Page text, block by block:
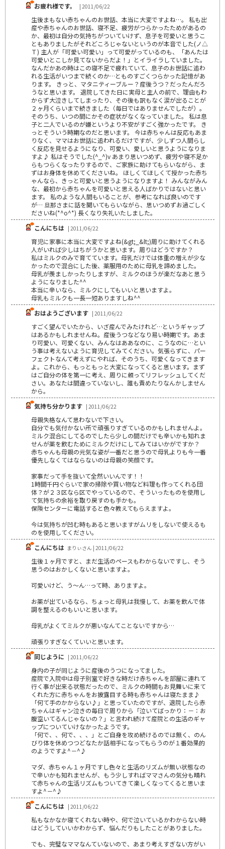
お疲れ様です。
| 2011/06/22
生後まもない赤ちゃんのお世話、本当に大変ですよね…。 私も出
産や赤ちゃんのお世話、寝不足、疲労がつらかったためがあるの
か、最初は自分の気持ちがついていけず、息子を可愛いと思うこ
ともありましたがそれどころじゃないというのが本音でした(ノ△
Ｔ) 主人が「可愛い可愛い」って可愛がっているのも、「あんたは
可愛いとこしか見てないからだよ！」とイライラしていました。
なんだかあの時はこの寝不足で疲れていて、息子のお世話に追わ
れる生活がいつまで続くのか…とものすごくつらかった記憶があ
ります。 きっと、マタニティーブルー？産後うつ？だったんだろ
うなと思います。 退院してきた日に実母と主人の前で、理由もわ
からず大泣きしてしまったり、その後も訳もなく涙が出ることが
２ヶ月くらいまで続きました（毎日ではありませんでしたが）。
そのうち、いつの間にかその症状がなくなっていました。 私は息
子と二人でいるのが嫌というより不安がすごく強かったです。 き
っとそういう時期なのだと思います。 今は赤ちゃんは反応もあま
りなく、ママはお世話に追われるだけですが、少しずつ人間らし
く反応を見せるようになり、可愛い、愛しいと思うようになりま
すよ♪ 私はそうでした(^_^)v あまり思いつめず、疲労や寝不足か
らもつらくなったりするので、ご家族に助けてもらいながら、ま
ずはお身体を休めてくださいね。 ほしくてほしくて授かった赤ち
ゃんなら、きっと可愛いと思うようになりますよ！ みんながみん
な、最初から赤ちゃんを可愛いと思える人ばかりではないと思い
ます。 私のような人間もいることが、参考になれば良いのです
が… 旦那さまに話を聞いてもらいながら、思いつめずお過ごしく
ださいね(*^o^*) 長くなり失礼いたしました。
こんにちは | 2011/06/22
育児に家事に本当に大変ですよね(&gt;_&lt;)周りに助けてくれる
人がいれば少しはちがうかと思います。周りはどうですか？
私はミルクのみで育てています。母乳だけでは体重の増えが少な
かったので混合にした後、薬服用のために母乳を諦めました。
母乳が羨ましかったりしますが、ミルクのほうが楽だなあと思う
ようになりました^^
本当に辛いなら、ミルクにしてもいいと思いますよ。
母乳もミルクも一長一短ありますしね^^
おはようございます | 2011/06/22
すごく望んでいたから、いざ産んでみたけれど…というギャップ
はあるかもしれませんね。産後うつなどなり易い時期です。あま
り可愛い、可愛くない、みんなはああなのに、こうなのに…とい
う事は考えないように育児してみてください。気張らずに、パー
フェクトなんて考えずにやれば、そのうち、可愛くなってきます
よ。これから、もっともっと大変になってくると思います。まず
はご自分の体を第一に考え、周りに頼ってリフレッシュしてくだ
さい。あなたは間違っていないし、誰も責めたりなんかしません
から。
気持ち分かります | 2011/06/22
母親失格なんて思わないで下さい。
自分でも気付かない所で頑張りすぎているのかもしれませんよ。
ミルク混合にしてるのでしたら少しの間だけでも辛いかも知れま
せんが薬を飲むためにミルクだけにしてみてはいかがですか？
赤ちゃんも母親の元気な姿が一番だと思うので母乳よりも今一番
優先しなくてはならないのは母親の笑顔です。
家事だって手を抜いて全然いいんです！！
1時間千円ぐらいで家の掃除や買い物など料理も作ってくれる団
体？が２３区なら区でやっているので、そういったものを使用し
て気持ちの余裕を取り戻すのも手かも。
保険センターに電話すると色々教えてもらえますよ。
今は気持ちが凹む時もあると思いますがムリをしないで使えるも
のを使用してください。
こんにちは まりぃさん | 2011/06/22
生後１ヶ月ですと、まだ生活のペースもわからないですし、そう
思うのはおかしくないと思いますよ。
可愛いけど、う～ん…って時、ありますよ。
お薬が出ているなら、ちょっと母乳は我慢して、お薬を飲んで体
調を整えるのもいいと思います。
母乳がよくてミルクが悪いなんてことないですから…
頑張りすぎなくていいと思います。
同じように | 2011/06/22
身内の子が同じように産後のうつになってました。
産院で入院中は母子別室で好きな時だけ赤ちゃんを部屋に連れて
行く事が出来る状態だったので、ミルクの時間もお見舞いに来て
くれた方に赤ちゃんをお披露目する時も赤ちゃんは寝たまま♪
「何て手のかからない♪」と思っていたのですが、退院したら赤
ちゃんはギャン泣きの毎日で周りから「泣いてばっかり：－：お
腹空いてるんじゃないの？」と言われ続けて産院との生活のギャ
ップについていけなかったようです。
「何で、、何で、、、」とご自身を攻め続けるのでは無く、のん
びり体を休めつつどなたか話相手になってもらうのが１番効果的
のようですよ^－^♪
マダ、赤ちゃん１ヶ月ですし色々と生活のリズムが無い状態なの
で辛いかも知れませんが、もう少しすればママさんの気分も晴れ
て赤ちゃんの生活リズムもついてきて楽しくなってくると思いま
すよ^－^♪
こんにちは | 2011/06/22
私もなかなか寝てくれない時や、何で泣いているかわからない時
はどうしていいかわからず、悩んだりもしたことがありました。
でも、完璧なママなんていないので、あまり考えすぎない方がい